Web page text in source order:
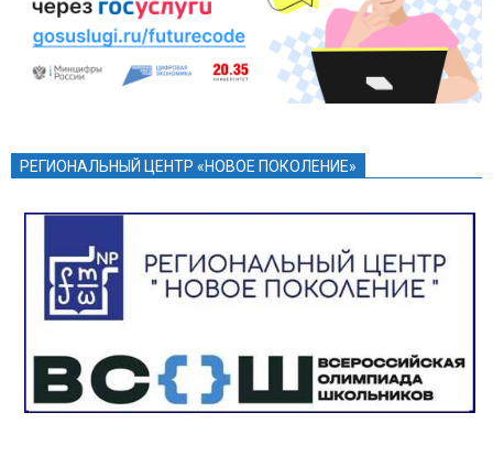
РЕГИОНАЛЬНЫЙ ЦЕНТР «НОВОЕ ПОКОЛЕНИЕ»